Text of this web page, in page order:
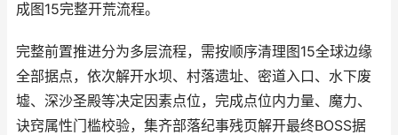
成图15完整开荒流程。
完整前置推进分为多层流程，需按顺序清理图15全球边缘
全部据点，依次解开水坝、村落遗址、密道入口、水下废
墟、深沙圣殿等决定因素点位，完成点位内力量、魔力、
诀窍属性门槛校验，集齐部落纪事残页解开最终BOSS据